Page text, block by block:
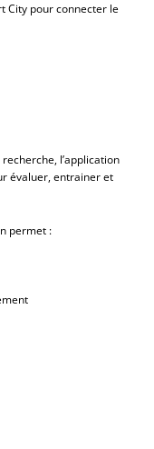
City pour connecter le
l’application
évaluer, entrainer et
permet :